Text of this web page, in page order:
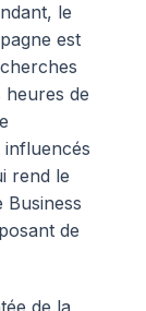
le
est
de
rend le
Business
de
de la